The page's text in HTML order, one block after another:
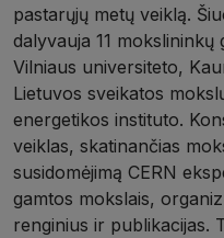
pastarųjų metų veiklą.
dalyvauja 11
Vilniaus universiteto,
Lietuvos sveikatos
energetikos instituto.
veiklas, skatinančias
susidomėjimą CERN
gamtos mokslais,
renginius ir publikacijas.